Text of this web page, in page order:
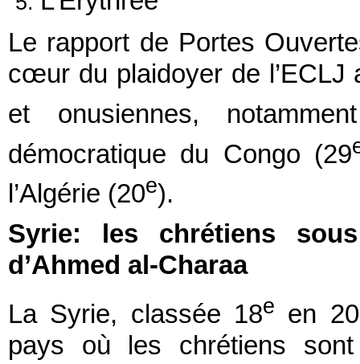
Le rapport de Portes
cœur du plaidoyer de l’ECLJ
et onusiennes,
démocratique du Congo (29
l’Algérie (20e).
Syrie: les chrétiens
d’Ahmed al-Charaa
La Syrie, classée 18e en
pays où les chrétiens